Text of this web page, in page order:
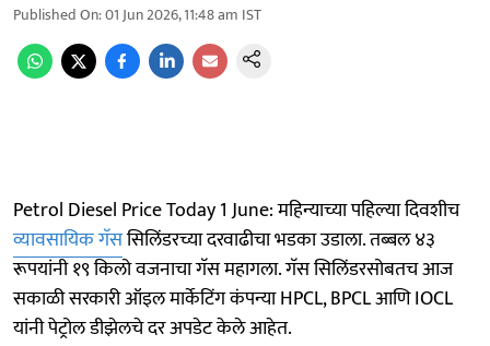
Published On:01 Jun 2026, 11:48 am IST
Petrol Diesel Price Today 1 June: महिन्याच्या पहिल्या दिवशीच
व्यावसायिक गॅससिलिंडरच्या दरवाढीचा भडका उडाला. तब्बल ४३
रूपयांनी १९ किलो वजनाचा गॅस महागला. गॅस सिलिंडरसोबतच आज
सकाळी सरकारी ऑइल मार्केटिंग कंपन्या HPCL, BPCL आणि IOCL
यांनी पेट्रोल डीझेलचे दर अपडेट केले आहेत.